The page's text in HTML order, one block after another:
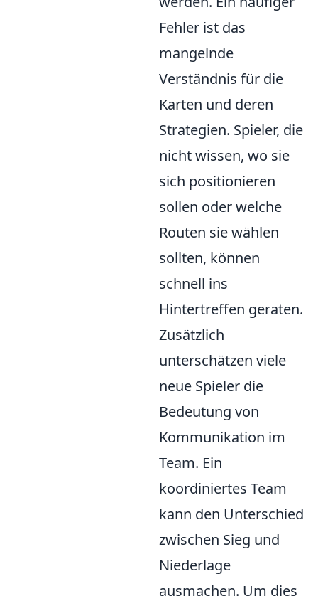
Fehler ist das
mangelnde
Verständnis für die
Karten und deren
Strategien. Spieler, die
nicht wissen, wo sie
sich positionieren
sollen oder welche
Routen sie wählen
sollten, können
schnell ins
Hintertreffen geraten.
Zusätzlich
unterschätzen viele
neue Spieler die
Bedeutung von
Kommunikation im
Team. Ein
koordiniertes Team
kann den Unterschied
zwischen Sieg und
Niederlage
ausmachen. Um dies